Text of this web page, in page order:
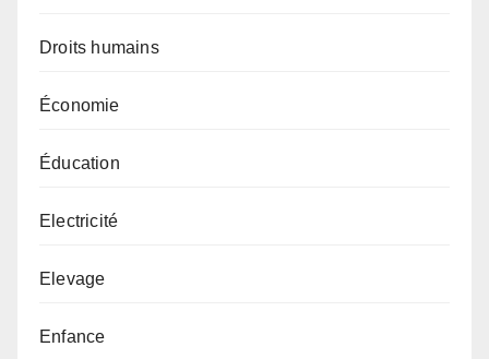
Droits humains
Économie
Éducation
Electricité
Elevage
Enfance